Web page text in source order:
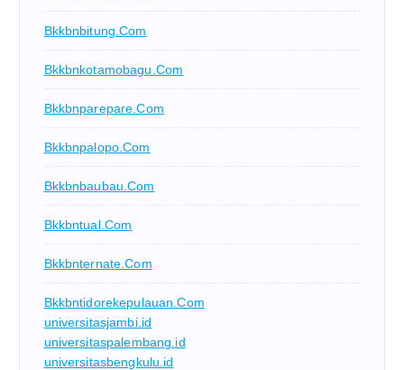
Bkkbnbitung.com
Bkkbnkotamobagu.com
Bkkbnparepare.com
Bkkbnpalopo.com
Bkkbnbaubau.com
Bkkbntual.com
Bkkbnternate.com
Bkkbntidorekepulauan.com
universitasjambi.id
universitaspalembang.id
universitasbengkulu.id